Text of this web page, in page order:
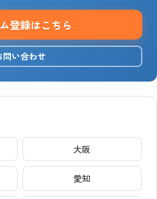
登録はこちら
問い合わせ
大阪
愛知